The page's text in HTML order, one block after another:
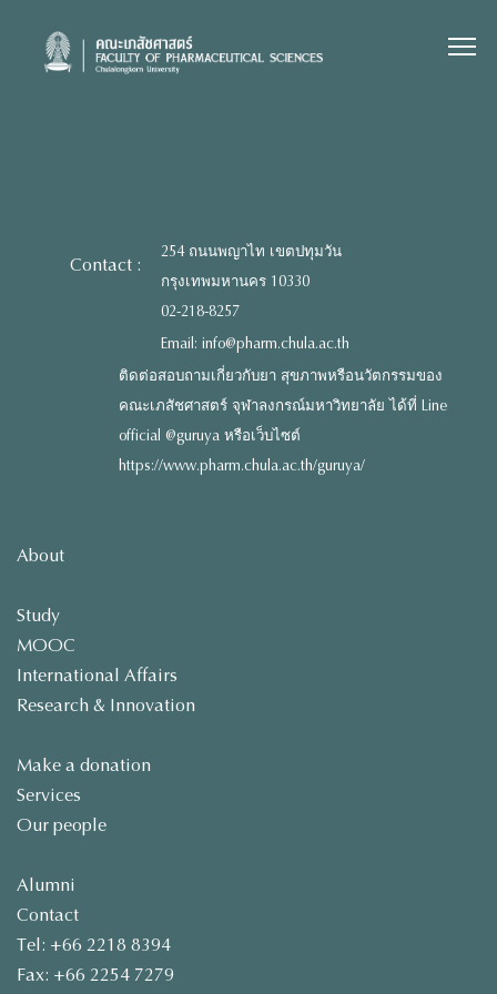
content
Contact :
254 ถนนพญาไท เขตปทุมวัน
กรุงเทพมหานคร 10330
02-218-8257
Email: info@pharm.chula.ac.th
ติดต่อสอบถามเกี่ยวกับยา สุขภาพหรือนวัตกรรมของ
คณะเภสัชศาสตร์ จุฬาลงกรณ์มหาวิทยาลัย ได้ที่ Line
official @guruya หรือเว็บไซต์
https://www.pharm.chula.ac.th/guruya/
About
Study
MOOC
International Affairs
Research & Innovation
Make a donation
Services
Our people
Alumni
Contact
Tel: +66 2218 8394
Fax: +66 2254 7279